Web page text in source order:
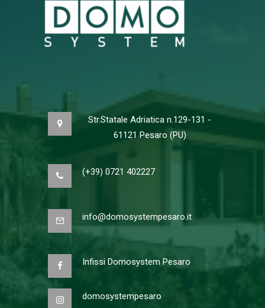
Str.Statale Adriatica n.129-131 -
61121 Pesaro (PU)
(+39) 0721 402227
info@domosystempesaro.it
Infissi Domosystem Pesaro
domosystempesaro